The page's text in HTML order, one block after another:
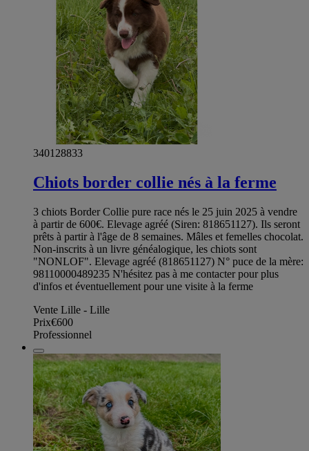
340128833
Chiots border collie nés à la ferme
3 chiots Border Collie pure race nés le 25 juin 2025 à vendre
à partir de 600€. Elevage agréé (Siren: 818651127). Ils seront
prêts à partir à l'âge de 8 semaines. Mâles et femelles chocolat.
Non-inscrits à un livre généalogique, les chiots sont
"NONLOF". Elevage agréé (818651127) N° puce de la mère:
98110000489235 N'hésitez pas à me contacter pour plus
d'infos et éventuellement pour une visite à la ferme
Vente Lille - Lille
Prix€600
Professionnel